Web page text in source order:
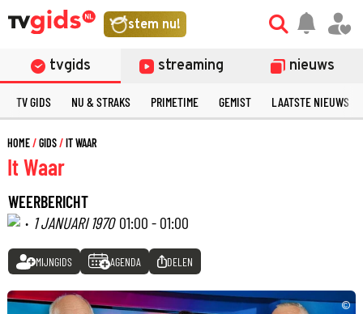
stem nu!
tvgids streaming nieuws
TV GIDS NU & STRAKS PRIMETIME GEMIST LAATSTE NIEUWS
HOME GIDS IT WAAR
It Waar
WEERBERICHT
· 1 JANUARI 1970 01:00 - 01:00
MIJNGIDS AGENDA DELEN
©